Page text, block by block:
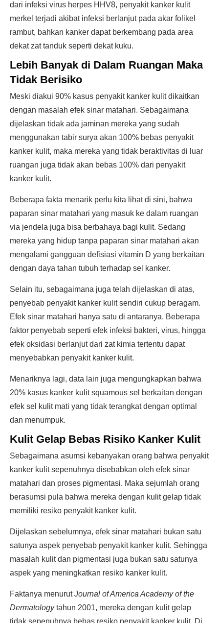
dari infeksi virus herpes HHV8, penyakit kanker kulit
merkel terjadi akibat infeksi berlanjut pada akar folikel
rambut, bahkan kanker dapat berkembang pada area
dekat zat tanduk seperti dekat kuku.
Lebih Banyak di Dalam Ruangan Maka
Tidak Berisiko
Meski diakui 90% kasus penyakit kanker kulit dikaitkan
dengan masalah efek sinar matahari. Sebagaimana
dijelaskan tidak ada jaminan mereka yang sudah
menggunakan tabir surya akan 100% bebas penyakit
kanker kulit, maka mereka yang tidak beraktivitas di luar
ruangan juga tidak akan bebas 100% dari penyakit
kanker kulit.
Beberapa fakta menarik perlu kita lihat di sini, bahwa
paparan sinar matahari yang masuk ke dalam ruangan
via jendela juga bisa berbahaya bagi kulit. Sedang
mereka yang hidup tanpa paparan sinar matahari akan
mengalami gangguan defisiasi vitamin D yang berkaitan
dengan daya tahan tubuh terhadap sel kanker.
Selain itu, sebagaimana juga telah dijelaskan di atas,
penyebab penyakit kanker kulit sendiri cukup beragam.
Efek sinar matahari hanya satu di antaranya. Beberapa
faktor penyebab seperti efek infeksi bakteri, virus, hingga
efek oksidasi berlanjut dari zat kimia tertentu dapat
menyebabkan penyakit kanker kulit.
Menariknya lagi, data lain juga mengungkapkan bahwa
20% kasus kanker kulit squamous sel berkaitan dengan
efek sel kulit mati yang tidak terangkat dengan optimal
dan menumpuk.
Kulit Gelap Bebas Risiko Kanker Kulit
Sebagaimana asumsi kebanyakan orang bahwa penyakit
kanker kulit sepenuhnya disebabkan oleh efek sinar
matahari dan proses pigmentasi. Maka sejumlah orang
berasumsi pula bahwa mereka dengan kulit gelap tidak
memiliki resiko penyakit kanker kulit.
Dijelaskan sebelumnya, efek sinar matahari bukan satu
satunya aspek penyebab penyakit kanker kulit. Sehingga
masalah kulit dan pigmentasi juga bukan satu satunya
aspek yang meningkatkan resiko kanker kulit.
Faktanya menurutJournal of America Academy of the
Dermatologytahun 2001, mereka dengan kulit gelap
tidak sepenuhnya bebas resiko penyakit kanker kulit. Di